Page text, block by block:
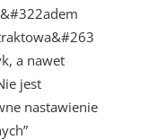
a nawet
jest
nastawienie